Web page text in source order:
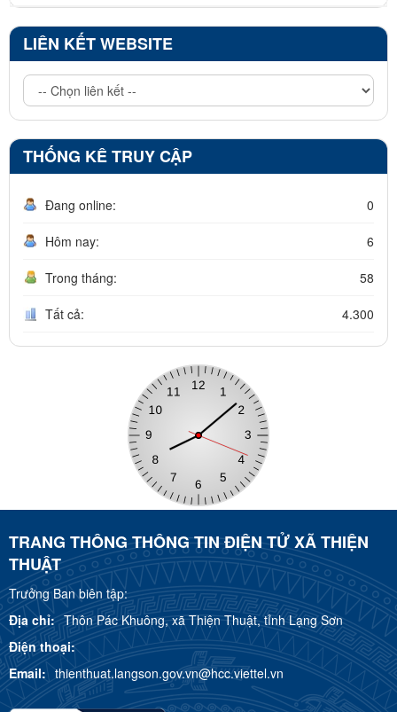
LIÊN KẾT WEBSITE
THỐNG KÊ TRUY CẬP
Đang online: 0
Hôm nay: 6
Trong tháng: 58
Tất cả: 4.300
TRANG THÔNG THÔNG TIN ĐIỆN TỬ XÃ THIỆN
THUẬT
Trưởng Ban biên tập:
Địa chỉ: Thôn Pác Khuông, xã Thiện Thuật, tỉnh Lạng Sơn
Điện thoại:
Email: thienthuat.langson.gov.vn@hcc.viettel.vn